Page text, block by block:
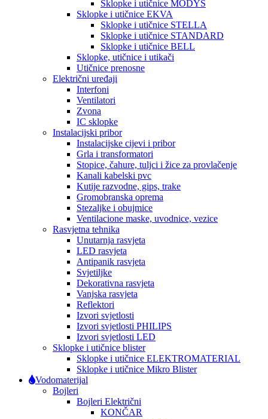
Sklopke i utičnice MODYS
Sklopke i utičnice EKVA
Sklopke i utičnice STELLA
Sklopke i utičnice STANDARD
Sklopke i utičnice BELL
Sklopke, utičnice i utikači
Utičnice prenosne
Električni uređaji
Interfoni
Ventilatori
Zvona
IC sklopke
Instalacijski pribor
Instalacijske cijevi i pribor
Grla i transformatori
Stopice, čahure, tuljci i žice za provlačenje
Kanali kabelski pvc
Kutije razvodne, gips, trake
Gromobranska oprema
Stezaljke i obujmice
Ventilacione maske, uvodnice, vezice
Rasvjetna tehnika
Unutarnja rasvjeta
LED rasvjeta
Antipanik rasvjeta
Svjetiljke
Dekorativna rasvjeta
Vanjska rasvjeta
Reflektori
Izvori svjetlosti
Izvori svjetlosti PHILIPS
Izvori svjetlosti LED
Sklopke i utičnice blister
Sklopke i utičnice ELEKTROMATERIAL
Sklopke i utičnice Mikro Blister
Vodomaterijal
Bojleri
Bojleri Električni
KONČAR